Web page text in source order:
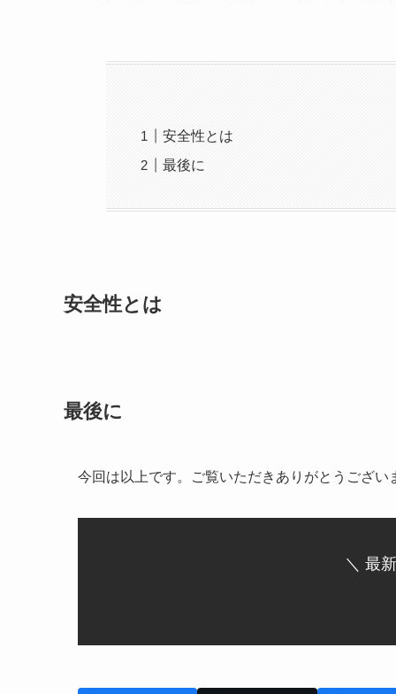
安全性とは
最後に
安全性とは
最後に
今回は以上です。ご覧いただきありがとうござい
＼ 最